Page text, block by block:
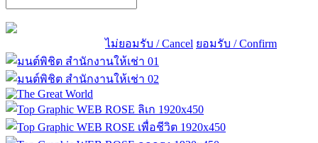
ไม่ยอมรับ / Cancel ยอมรับ / Confirm